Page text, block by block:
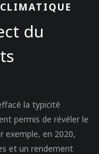
du
la typicité
permis de révéler le
exemple, en 2020,
et un rendement